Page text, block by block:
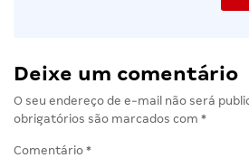
Deixe um comentário
O seu endereço de e-mail não será
obrigatórios são marcados com *
Comentário *